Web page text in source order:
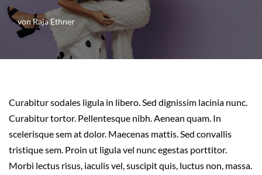
vonRaja Ethner
Curabitur sodales ligula in libero. Sed dignissim lacinia nunc.
Curabitur tortor. Pellentesque nibh. Aenean quam. In
scelerisque sem at dolor. Maecenas mattis. Sed convallis
tristique sem. Proin ut ligula vel nunc egestas porttitor.
Morbi lectus risus, iaculis vel, suscipit quis, luctus non, massa.